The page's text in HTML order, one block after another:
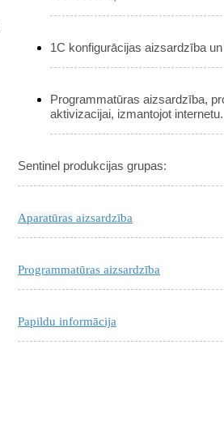
1C konfigurācijas aizsardzība
Programmatūras aizsardzība,
aktivizacijai, izmantojot internetu.
Sentinel produkcijas grupas:
Aparatūras aizsardzība
Programmatūras aizsardzība
Papildu informācija